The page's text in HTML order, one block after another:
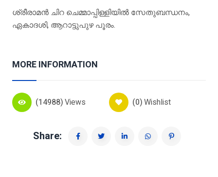
ശ്രീരാമൻ ചിറ ചെമ്മാപ്പിള്ളിയിൽ സേതുബന്ധനം,
ഏകാദശി, ആറാട്ടുപുഴ പൂരം.
MORE INFORMATION
(14988)Views (0)Wishlist
Share: